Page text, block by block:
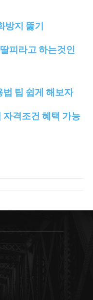
방지 뚫기
피라고 하는것인
팁 쉽게 해보자
격조건 혜택 가능